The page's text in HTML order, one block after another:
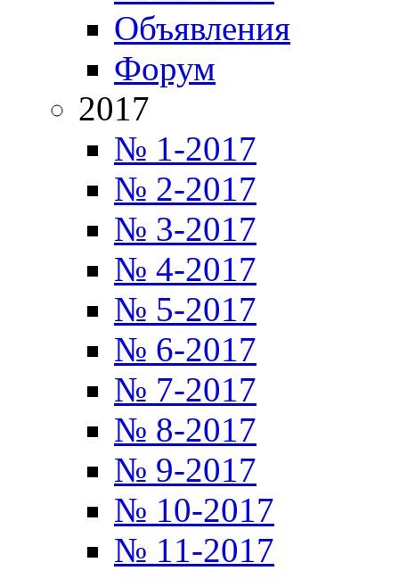
Объявления
Форум
2017
№ 1-2017
№ 2-2017
№ 3-2017
№ 4-2017
№ 5-2017
№ 6-2017
№ 7-2017
№ 8-2017
№ 9-2017
№ 10-2017
№ 11-2017